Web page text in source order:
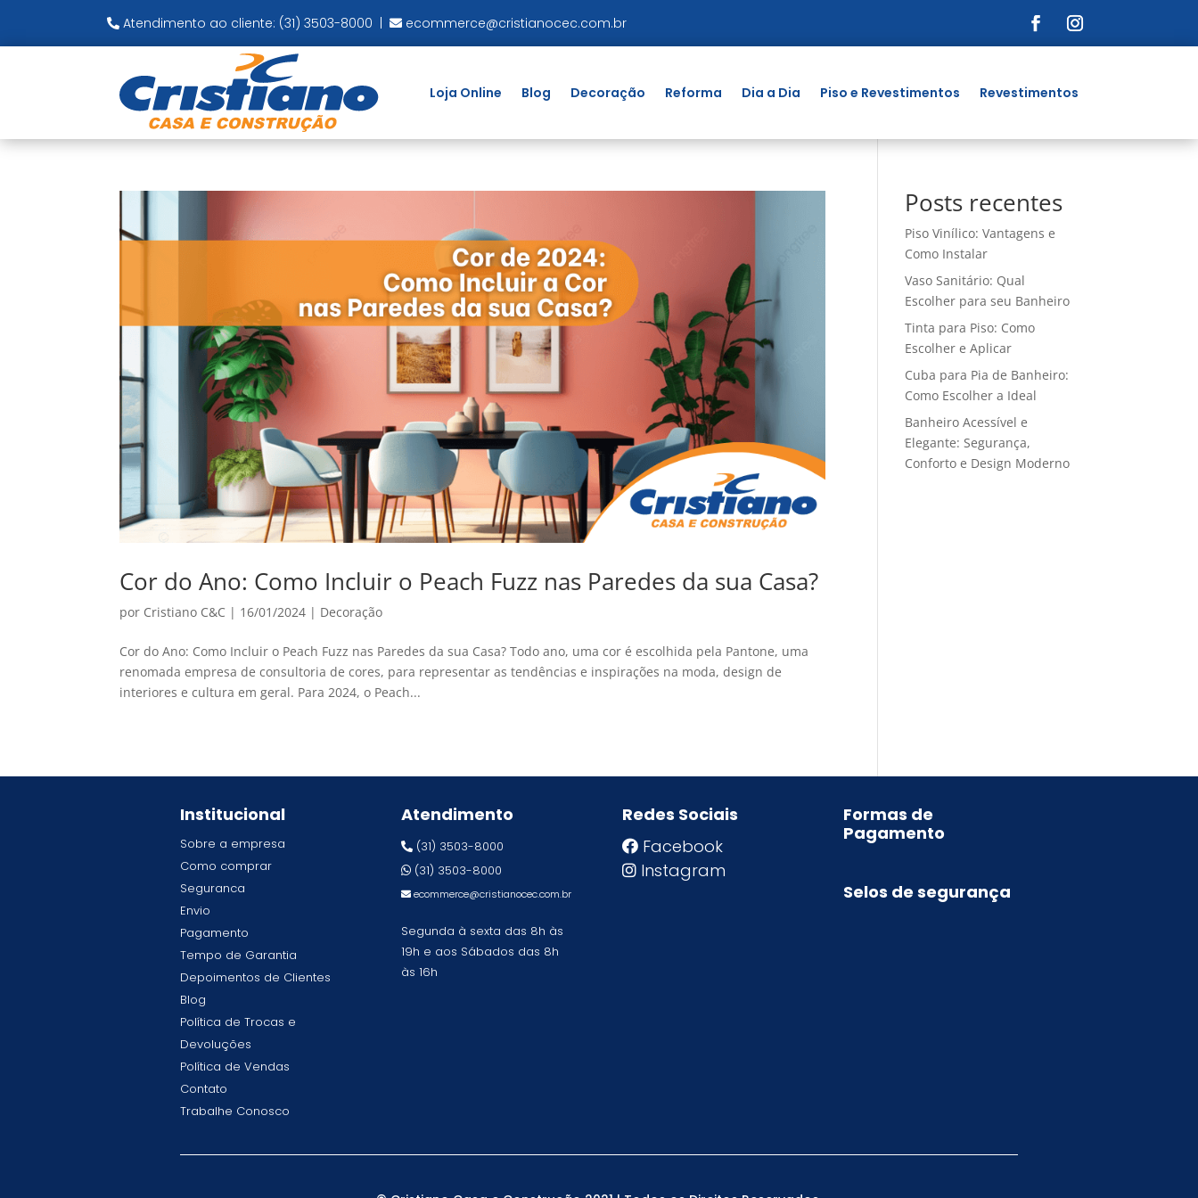
Atendimento ao cliente: (31) 3503-8000 ecommerce@cristianocec.com.br
Loja Online Blog Decoração Reforma Dia a Dia Piso e Revestimentos Revestimentos
Cor do Ano: Como Incluir o Peach Fuzz nas Paredes da sua Casa?
por Cristiano C&C | 16/01/2024 | Decoração
Cor do Ano: Como Incluir o Peach Fuzz nas Paredes da sua Casa? Todo ano, uma cor é escolhida pela Pantone, uma
renomada empresa de consultoria de cores, para representar as tendências e inspirações na moda, design de
interiores e cultura em geral. Para 2024, o Peach...
Posts recentes
Piso Vinílico: Vantagens e
Como Instalar
Vaso Sanitário: Qual
Escolher para seu Banheiro
Tinta para Piso: Como
Escolher e Aplicar
Cuba para Pia de Banheiro:
Como Escolher a Ideal
Banheiro Acessível e
Elegante: Segurança,
Conforto e Design Moderno
Institucional
Sobre a empresa
Como comprar
Seguranca
Envio
Pagamento
Tempo de Garantia
Depoimentos de Clientes
Blog
Política de Trocas e
Devoluções
Política de Vendas
Contato
Trabalhe Conosco
Atendimento
(31) 3503-8000
(31) 3503-8000
ecommerce@cristianocec.com.br
Segunda à sexta das 8h às
19h e aos Sábados das 8h
às 16h
Redes Sociais
Facebook
Instagram
Formas de
Pagamento
Selos de segurança